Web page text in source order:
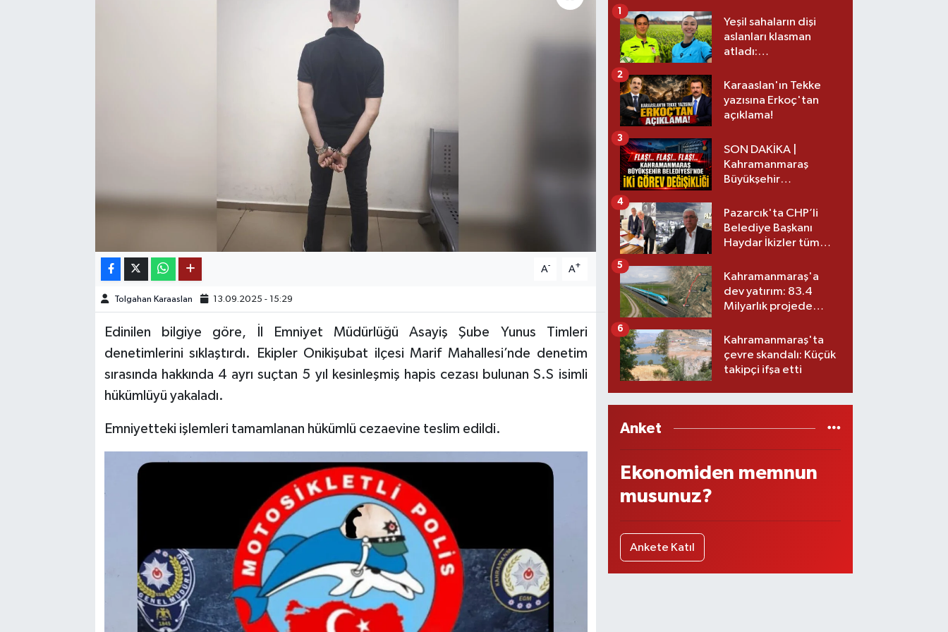
A- A+
Tolgahan Karaaslan 13.09.2025 - 15:29
Edinilen bilgiye göre, İl Emniyet Müdürlüğü Asayiş Şube Yunus Timleri
denetimlerini sıklaştırdı. Ekipler Onikişubat ilçesi Marif Mahallesi’nde denetim
sırasında hakkında 4 ayrı suçtan 5 yıl kesinleşmiş hapis cezası bulunan S.S isimli
hükümlüyü yakaladı.
Emniyetteki işlemleri tamamlanan hükümlü cezaevine teslim edildi.
Yeşil sahaların dişi
aslanları klasman
atladı:
üst lige iki transfer!
1
Karaaslan'ın Tekke
yazısına Erkoç'tan
açıklama!
2
SON DAKİKA |
Kahramanmaraş
Büyükşehir
görev değişikliği!
3
Pazarcık'ta CHP’li
Belediye Başkanı
Haydar İkizler tüm
yeni partisi
4
Kahramanmaraş'a
dev yatırım: 83.4
Milyarlık projede
5
Kahramanmaraş'ta
çevre skandalı: Küçük
takipçi ifşa etti
6
Anket
Ekonomiden memnun
musunuz?
Ankete Katıl
OTOMOTİV
KÜLTÜR SANAT